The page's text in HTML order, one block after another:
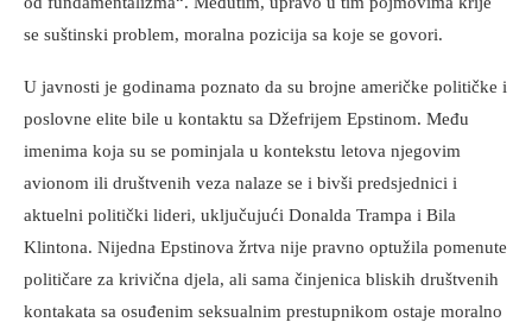
se suštinski problem, moralna pozicija sa koje se govori.
U javnosti je godinama poznato da su brojne američke političke i
poslovne elite bile u kontaktu sa Džefrijem Epstinom. Među
imenima koja su se pominjala u kontekstu letova njegovim
avionom ili društvenih veza nalaze se i bivši predsjednici i
aktuelni politički lideri, uključujući Donalda Trampa i Bila
Klintona. Nijedna Epstinova žrtva nije pravno optužila pomenute
političare za krivična djela, ali sama činjenica bliskih društvenih
kontakata sa osuđenim seksualnim prestupnikom ostaje moralno